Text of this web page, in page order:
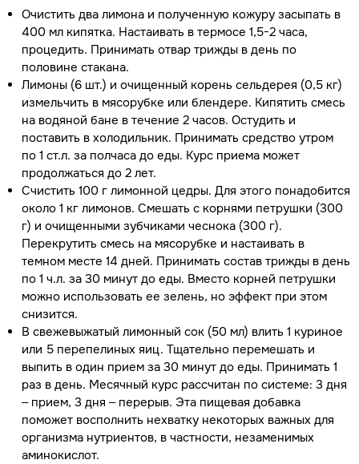
Очистить два лимона и полученную кожуру засыпать в
400 мл кипятка. Настаивать в термосе 1,5-2 часа,
процедить. Принимать отвар трижды в день по
половине стакана.
Лимоны (6 шт.) и очищенный корень сельдерея (0,5 кг)
измельчить в мясорубке или блендере. Кипятить смесь
на водяной бане в течение 2 часов. Остудить и
поставить в холодильник. Принимать средство утром
по 1 ст.л. за полчаса до еды. Курс приема может
продолжаться до 2 лет.
Счистить 100 г лимонной цедры. Для этого понадобится
около 1 кг лимонов. Смешать с корнями петрушки (300
г) и очищенными зубчиками чеснока (300 г).
Перекрутить смесь на мясорубке и настаивать в
темном месте 14 дней. Принимать состав трижды в день
по 1 ч.л. за 30 минут до еды. Вместо корней петрушки
можно использовать ее зелень, но эффект при этом
снизится.
В свежевыжатый лимонный сок (50 мл) влить 1 куриное
или 5 перепелиных яиц. Тщательно перемешать и
выпить в один прием за 30 минут до еды. Принимать 1
раз в день. Месячный курс рассчитан по системе: 3 дня
– прием, 3 дня – перерыв. Эта пищевая добавка
поможет восполнить нехватку некоторых важных для
организма нутриентов, в частности, незаменимых
аминокислот.